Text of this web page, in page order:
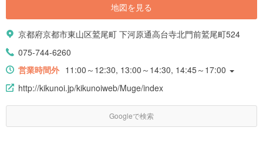
地図を見る
京都府京都市東山区鷲尾町 下河原通高台寺北門前鷲尾町524
075-744-6260
営業時間外 11:00～12:30, 13:00～14:30, 14:45～17:00
http://kikunoi.jp/kikunoiweb/Muge/index
Googleで検索